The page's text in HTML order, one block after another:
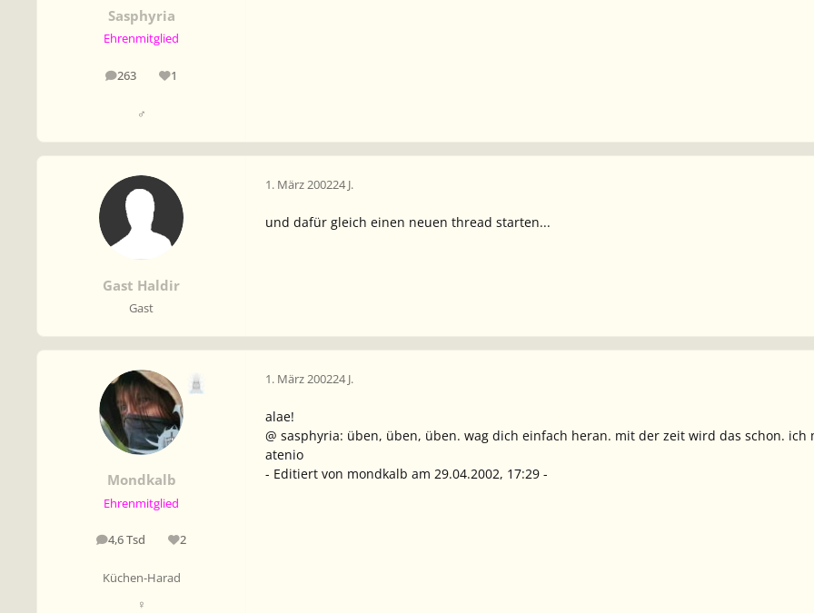
Sasphyria
Ehrenmitglied
263
Beiträge 1
Reputation
♂
Gast Haldir
Gast
1. März 200224 J.
und dafür gleich einen neuen thread starten...
Mondkalb
Ehrenmitglied
4,6 Tsd
Beiträge 2
Reputation
Küchen-Harad
♀
1. März 200224 J.
alae!
@ sasphyria: üben, üben, üben. wag dich einfach heran. mit der zeit wird das schon. ich
atenio
- Editiert von mondkalb am 29.04.2002, 17:29 -